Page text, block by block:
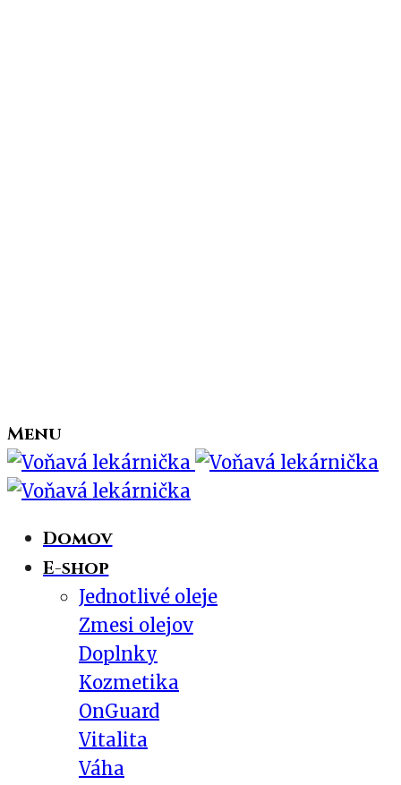
Menu
Domov
E-shop
Jednotlivé oleje
Zmesi olejov
Doplnky
Kozmetika
OnGuard
Vitalita
Váha